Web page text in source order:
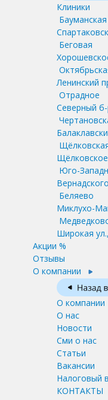
Клиники
Бауманская
Беговая
Ленинский
Отрадное
Северный
Юго-
Беляево
Миклухо-
Широкая
Акции %
Отзывы
О компании
О компании
О нас
Новости
Сми о нас
Статьи
Вакансии
Налоговый
КОНТАКТЫ